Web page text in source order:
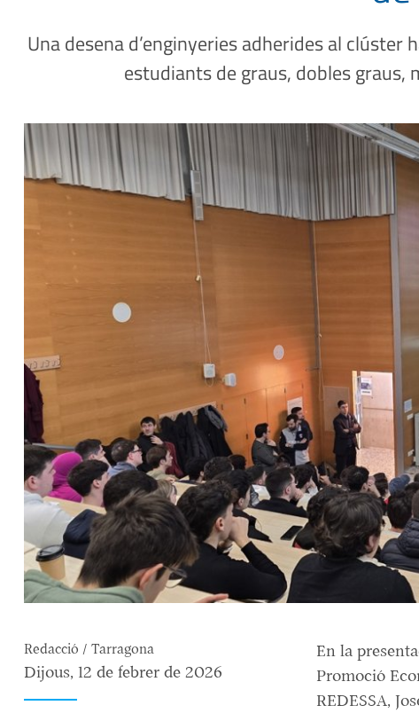
Una desena d’enginyeries adherides al
estudiants de graus, dobles
Redacció / Tarragona
Dijous, 12 de febrer de 2026
En la
Promoció
REDESSA,